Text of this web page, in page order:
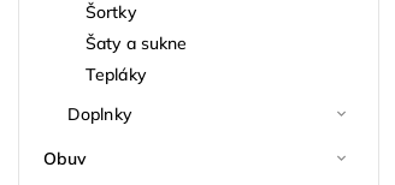
Šortky
Šaty a sukne
Tepláky
Doplnky
Obuv